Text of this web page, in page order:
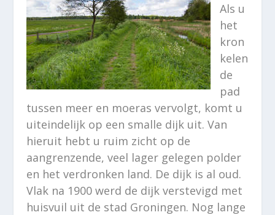
Als u
het
kron
kelen
de
pad
tussen meer en moeras vervolgt, komt u
uiteindelijk op een smalle dijk uit. Van
hieruit hebt u ruim zicht op de
aangrenzende, veel lager gelegen polder
en het verdronken land. De dijk is al oud.
Vlak na 1900 werd de dijk verstevigd met
huisvuil uit de stad Groningen. Nog lange